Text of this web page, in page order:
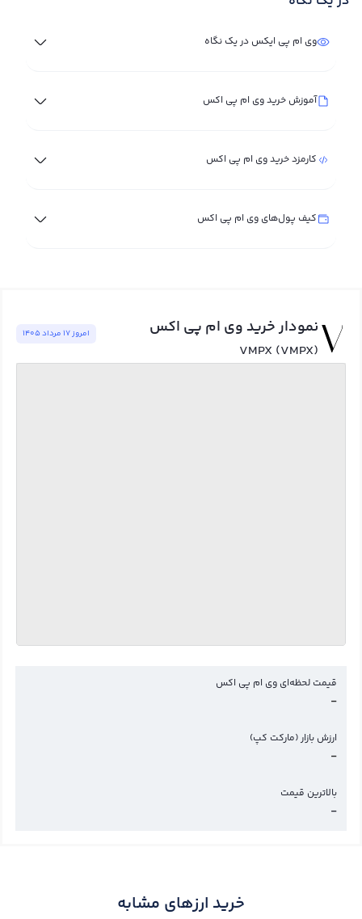
وی ام پی ایکس در یک نگاه
آموزش خرید وی ام پی اکس
کارمزد خرید وی ام پی اکس
کیف پول‌های وی ام پی اکس
نمودار خرید وی ام پی اکس
VMPX (VMPX)
امروز ١٧ مرداد ١٤٠٥
قیمت لحظه‌ای وی ام پی اکس
-
ارزش بازار (مارکت کپ)
-
بالاترین قیمت
-
خرید ارزهای مشابه